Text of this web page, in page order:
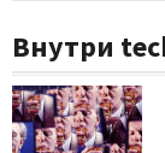
Внутри